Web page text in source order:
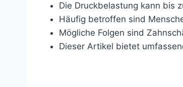
Die Druckbelastung kann bis
Häufig betroffen sind
Mögliche Folgen sind
Dieser Artikel bietet